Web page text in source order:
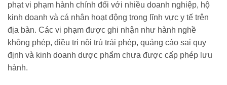
phạt vi phạm hành chính đối với nhiều doanh nghiệp, hộ
kinh doanh và cá nhân hoạt động trong lĩnh vực y tế trên
địa bàn. Các vi phạm được ghi nhận như hành nghề
không phép, điều trị nội trú trái phép, quảng cáo sai quy
định và kinh doanh dược phẩm chưa được cấp phép lưu
hành.